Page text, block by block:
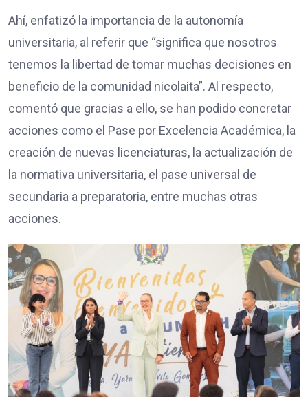
Ahí, enfatizó la importancia de la autonomía
universitaria, al referir que “significa que nosotros
tenemos la libertad de tomar muchas decisiones en
beneficio de la comunidad nicolaita”. Al respecto,
comentó que gracias a ello, se han podido concretar
acciones como el Pase por Excelencia Académica, la
creación de nuevas licenciaturas, la actualización de
la normativa universitaria, el pase universal de
secundaria a preparatoria, entre muchas otras
acciones.